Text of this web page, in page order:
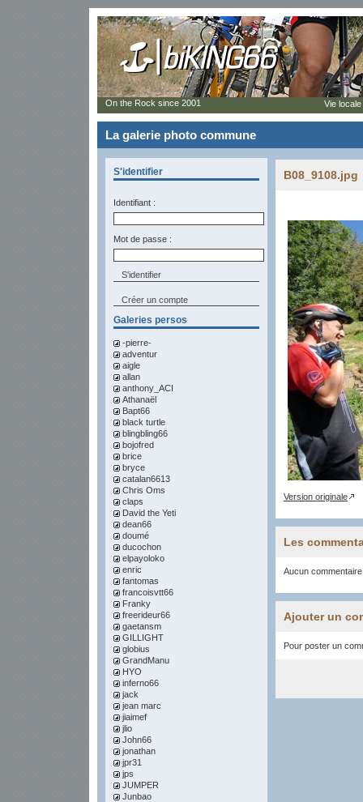
La galerie photo commune
S'identifier
Identifiant :
Mot de passe :
Créer un compte
Galeries persos
-pierre-
adventur
aigle
allan
anthony_ACI
Athanaël
Bapt66
black turtle
blingbling66
bojofred
brice
bryce
catalan6613
Chris Oms
claps
David the Yeti
dean66
doumé
ducochon
elpayoloko
enric
fantomas
francoisvtt66
Franky
freerideur66
gaetansm
GILLIGHT
globius
GrandManu
HYO
inferno66
jack
jean marc
jiaimef
jlio
John66
jonathan
jpr31
jps
JUMPER
Junbao
B08_9108.jpg
Version originale
Les
Aucun
Ajouter un
Pour poster un
On the Rock since 2001 Vie